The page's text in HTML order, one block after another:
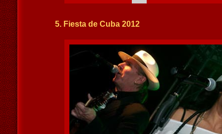
5. Fiesta de Cuba 2012